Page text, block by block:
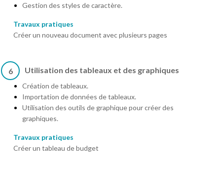
Gestion des styles de caractère.
Travaux pratiques
Créer un nouveau document avec plusieurs pages
6 Utilisation des tableaux et des graphiques
Création de tableaux.
Importation de données de tableaux.
Utilisation des outils de graphique pour créer des
graphiques.
Travaux pratiques
Créer un tableau de budget